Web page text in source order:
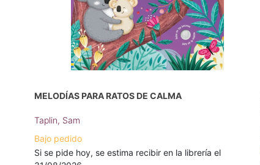
MELODÍAS PARA RATOS DE CALMA
Taplin, Sam
Bajo pedido
Si se pide hoy, se estima recibir en la librería el